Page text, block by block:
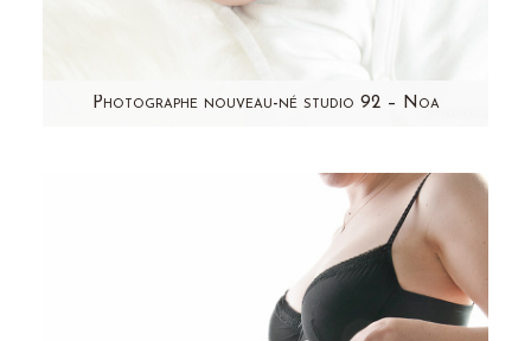
Photographe nouveau-né studio 92 – Noa
après la naissance de Noa. (en mars)
Lorsqu'elle m'a parlé de…